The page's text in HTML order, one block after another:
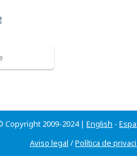
Copyright 2009-2024 | English -
Aviso legal /Política de